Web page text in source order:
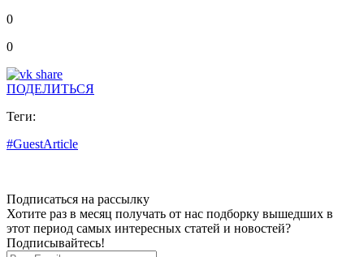
0
0
ПОДЕЛИТЬСЯ
Теги:
#GuestArticle
Подписаться на рассылку
Хотите раз в месяц получать от нас подборку вышедших в
этот период самых интересных статей и новостей?
Подписывайтесь!